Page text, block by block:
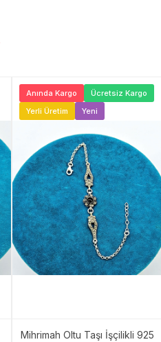
Anında Kargo
Ücretsiz Kargo
Yerli Üretim
Yeni
Mihrimah Oltu Taşı İşçilikli 925